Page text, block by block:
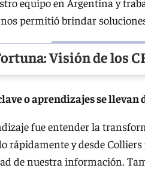
permitió brindar
Visión de los
o aprendizajes se llevan
fue entender la
rápidamente y desde
de nuestra información.